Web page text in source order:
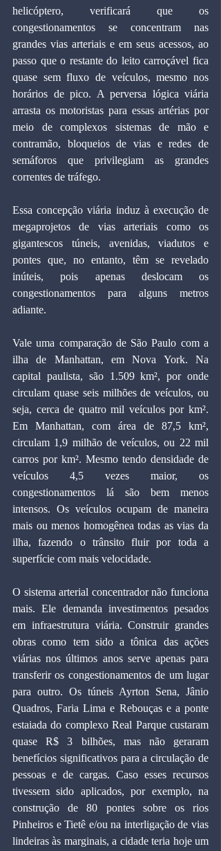
helicóptero, verificará que os
congestionamentos se concentram nas
grandes vias arteriais e em seus acessos, ao
passo que o restante do leito carroçável fica
quase sem fluxo de veículos, mesmo nos
horários de pico. A perversa lógica viária
arrasta os motoristas para essas artérias por
meio de complexos sistemas de mão e
contramão, bloqueios de vias e redes de
semáforos que privilegiam as grandes
correntes de tráfego.
Essa concepção viária induz à execução de
megaprojetos de vias arteriais como os
gigantescos túneis, avenidas, viadutos e
pontes que, no entanto, têm se revelado
inúteis, pois apenas deslocam os
congestionamentos para alguns metros
adiante.
Vale uma comparação de São Paulo com a
ilha de Manhattan, em Nova York. Na
capital paulista, são 1.509 km², por onde
circulam quase seis milhões de veículos, ou
seja, cerca de quatro mil veículos por km².
Em Manhattan, com área de 87,5 km²,
circulam 1,9 milhão de veículos, ou 22 mil
carros por km². Mesmo tendo densidade de
veículos 4,5 vezes maior, os
congestionamentos lá são bem menos
intensos. Os veículos ocupam de maneira
mais ou menos homogênea todas as vias da
ilha, fazendo o trânsito fluir por toda a
superfície com mais velocidade.
O sistema arterial concentrador não funciona
mais. Ele demanda investimentos pesados
em infraestrutura viária. Construir grandes
obras como tem sido a tônica das ações
viárias nos últimos anos serve apenas para
transferir os congestionamentos de um lugar
para outro. Os túneis Ayrton Sena, Jânio
Quadros, Faria Lima e Rebouças e a ponte
estaiada do complexo Real Parque custaram
quase R$ 3 bilhões, mas não geraram
benefícios significativos para a circulação de
pessoas e de cargas. Caso esses recursos
tivessem sido aplicados, por exemplo, na
construção de 80 pontes sobre os rios
Pinheiros e Tietê e/ou na interligação de vias
lindeiras às marginais, a cidade teria hoje um